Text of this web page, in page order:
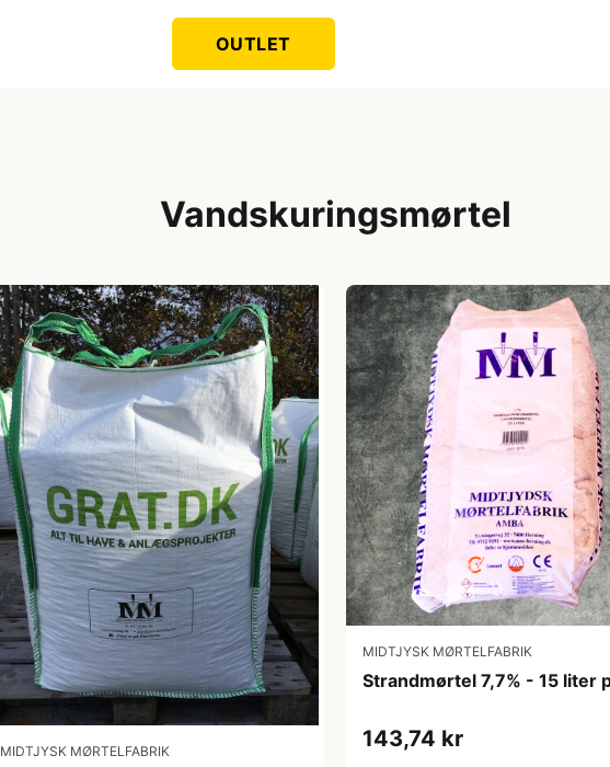
OUTLET
Vandskuringsmørtel
MIDTJYSK MØRTELFABRIK
MIDTJYSK MØRTELFABRIK
Strandmørtel 7,7% - 15 liter
143,74 kr